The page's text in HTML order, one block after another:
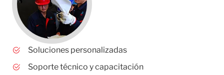
Soluciones personalizadas
Soporte técnico y capacitación